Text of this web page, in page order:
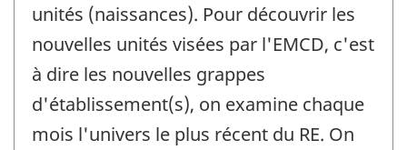
unités (naissances). Pour découvrir les
nouvelles unités visées par l'EMCD, c'est
à dire les nouvelles grappes
d'établissement(s), on examine chaque
mois l'univers le plus récent du RE. On